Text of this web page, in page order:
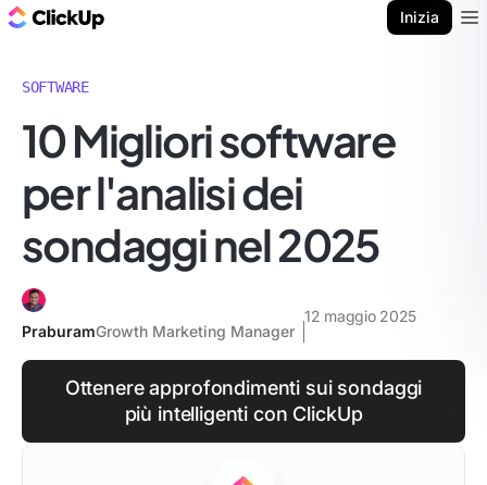
Inizia
SOFTWARE
10 Migliori software
per l'analisi dei
sondaggi nel 2025
PraburamGrowth Marketing Manager
12 maggio 2025
Ottenere approfondimenti sui sondaggi
più intelligenti con ClickUp